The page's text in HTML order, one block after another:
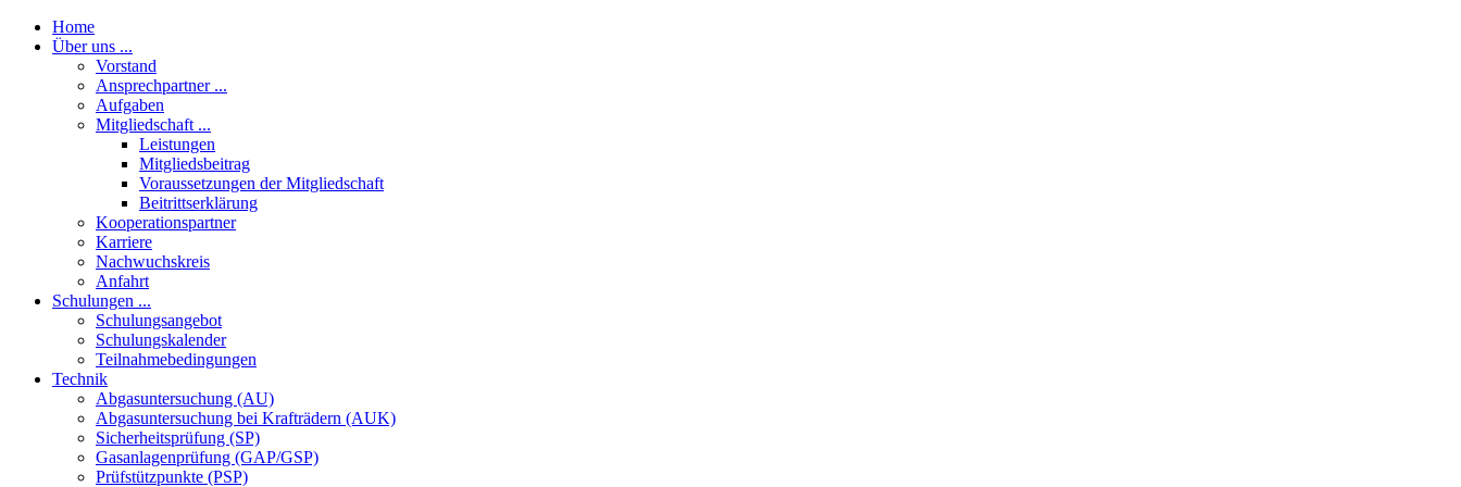
Home
Über uns ...
Vorstand
Ansprechpartner ...
Aufgaben
Mitgliedschaft ...
Leistungen
Mitgliedsbeitrag
Voraussetzungen der Mitgliedschaft
Beitrittserklärung
Kooperationspartner
Karriere
Nachwuchskreis
Anfahrt
Schulungen ...
Schulungsangebot
Schulungskalender
Teilnahmebedingungen
Technik
Abgasuntersuchung (AU)
Abgasuntersuchung bei Krafträdern (AUK)
Sicherheitsprüfung (SP)
Gasanlagenprüfung (GAP/GSP)
Prüfstützpunkte (PSP)